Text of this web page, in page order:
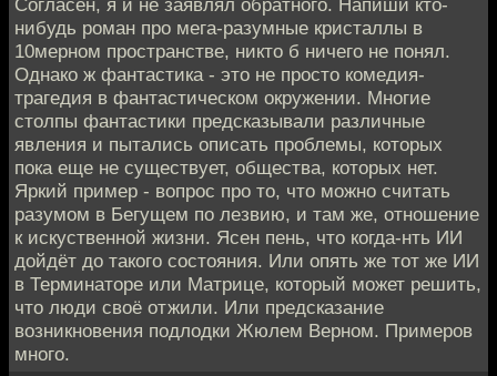
Согласен, я и не заявлял обратного. Напиши кто-
нибудь роман про мега-разумные кристаллы в
10мерном пространстве, никто б ничего не понял.
Однако ж фантастика - это не просто комедия-
трагедия в фантастическом окружении. Многие
столпы фантастики предсказывали различные
явления и пытались описать проблемы, которых
пока еще не существует, общества, которых нет.
Яркий пример - вопрос про то, что можно считать
разумом в Бегущем по лезвию, и там же, отношение
к искуственной жизни. Ясен пень, что когда-нть ИИ
дойдёт до такого состояния. Или опять же тот же ИИ
в Терминаторе или Матрице, который может решить,
что люди своё отжили. Или предсказание
возникновения подлодки Жюлем Верном. Примеров
много.